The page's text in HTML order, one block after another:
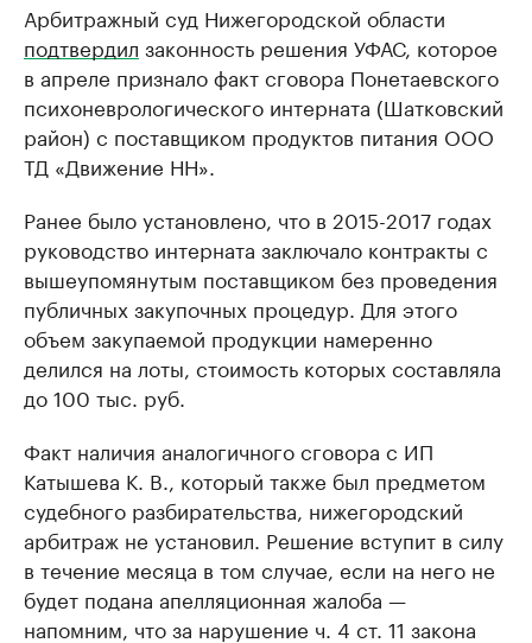
Арбитражный суд Нижегородской области
подтвердил законность решения УФАС, которое
в апреле признало факт сговора Понетаевского
психоневрологического интерната (Шатковский
район) с поставщиком продуктов питания ООО
ТД «Движение НН».
Ранее было установлено, что в 2015-2017 годах
руководство интерната заключало контракты с
вышеупомянутым поставщиком без проведения
публичных закупочных процедур. Для этого
объем закупаемой продукции намеренно
делился на лоты, стоимость которых составляла
до 100 тыс. руб.
Факт наличия аналогичного сговора с ИП
Катышева К. В., который также был предметом
судебного разбирательства, нижегородский
арбитраж не установил. Решение вступит в силу
в течение месяца в том случае, если на него не
будет подана апелляционная жалоба —
напомним, что за нарушение ч. 4 ст. 11 закона